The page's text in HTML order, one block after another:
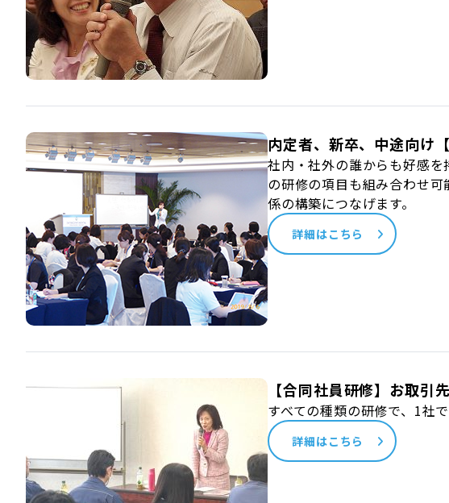
内定者、新卒、中途向け
社内・社外の誰からも好感
の研修の項目も組み合わせ
係の構築につなげます。
詳細はこちら
【合同社員研修】お取引
すべての種類の研修で、1社
詳細はこちら